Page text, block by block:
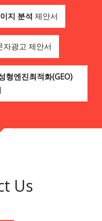
지 분석 제안서
광고 제안서
형엔진최적화(GEO)
Us